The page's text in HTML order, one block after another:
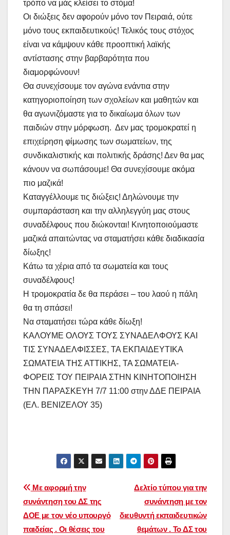
τρόπο να μάς κλείσει το στόμα!
Οι διώξεις δεν αφορούν μόνο τον Πειραιά, ούτε
μόνο τους εκπαιδευτικούς! Τελικός τους στόχος
είναι να κάμψουν κάθε προοπτική λαϊκής
αντίστασης στην βαρβαρότητα που
διαμορφώνουν!
Θα συνεχίσουμε τον αγώνα ενάντια στην
κατηγοριοποίηση των σχολείων και μαθητών και
θα αγωνιζόμαστε για το δικαίωμα όλων των
παιδιών στην μόρφωση. Δεν μας τρομοκρατεί η
επιχείρηση φίμωσης των σωματείων, της
συνδικαλιστικής και πολιτικής δράσης! Δεν θα μας
κάνουν να σωπάσουμε! Θα συνεχίσουμε ακόμα
πιο μαζικά!
Καταγγέλλουμε τις διώξεις! Δηλώνουμε την
συμπαράσταση και την αλληλεγγύη μας στους
συναδέλφους που διώκονται! Κινητοποιούμαστε
μαζικά απαιτώντας να σταματήσει κάθε διαδικασία
δίωξης!
Κάτω τα χέρια από τα σωματεία και τους
συναδέλφους!
Η τρομοκρατία δε θα περάσει – του λαού η πάλη
θα τη σπάσει!
Να σταματήσει τώρα κάθε δίωξη!
ΚΑΛΟΥΜΕ ΟΛΟΥΣ ΤΟΥΣ ΣΥΝΑΔΕΛΦΟΥΣ ΚΑΙ
ΤΙΣ ΣΥΝΑΔΕΛΦΙΣΣΕΣ, ΤΑ ΕΚΠΑΙΔΕΥΤΙΚΑ
ΣΩΜΑΤΕΙΑ ΤΗΣ ΑΤΤΙΚΗΣ, ΤΑ ΣΩΜΑΤΕΙΑ-
ΦΟΡΕΙΣ ΤΟΥ ΠΕΙΡΑΙΑ ΣΤΗΝ ΚΙΝΗΤΟΠΟΙΗΣΗ
ΤΗΝ ΠΑΡΑΣΚΕΥΗ 7/7 11:00 στην ΔΔΕ ΠΕΙΡΑΙΑ
(ΕΛ. ΒΕΝΙΖΕΛΟΥ 35)
Πλοήγηση
άρθρων
Δελτίο τύπου για την
συνάντηση με τον
διευθυντή εκπαιδευτικών
θεμάτων . Το ΔΣ του
Με αφορμή την
συνάντηση του ΔΣ της
ΔΟΕ με τον νέο υπουργό
παιδείας . Οι θέσεις του